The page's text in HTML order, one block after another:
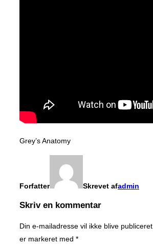
Grey’s Anatomy
Forfatter Skrevet afadmin
Skriv en kommentar
Din e-mailadresse vil ikke blive publiceret.
er markeret med *